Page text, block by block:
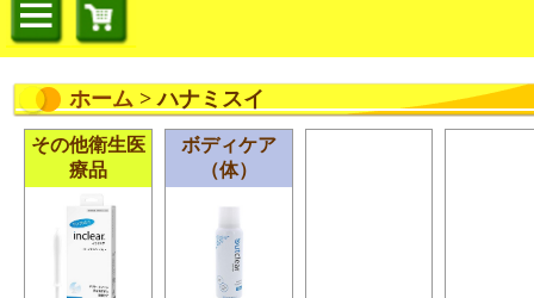
ホーム > ハナミスイ
その他衛生医
療品
ボディケア
（体）